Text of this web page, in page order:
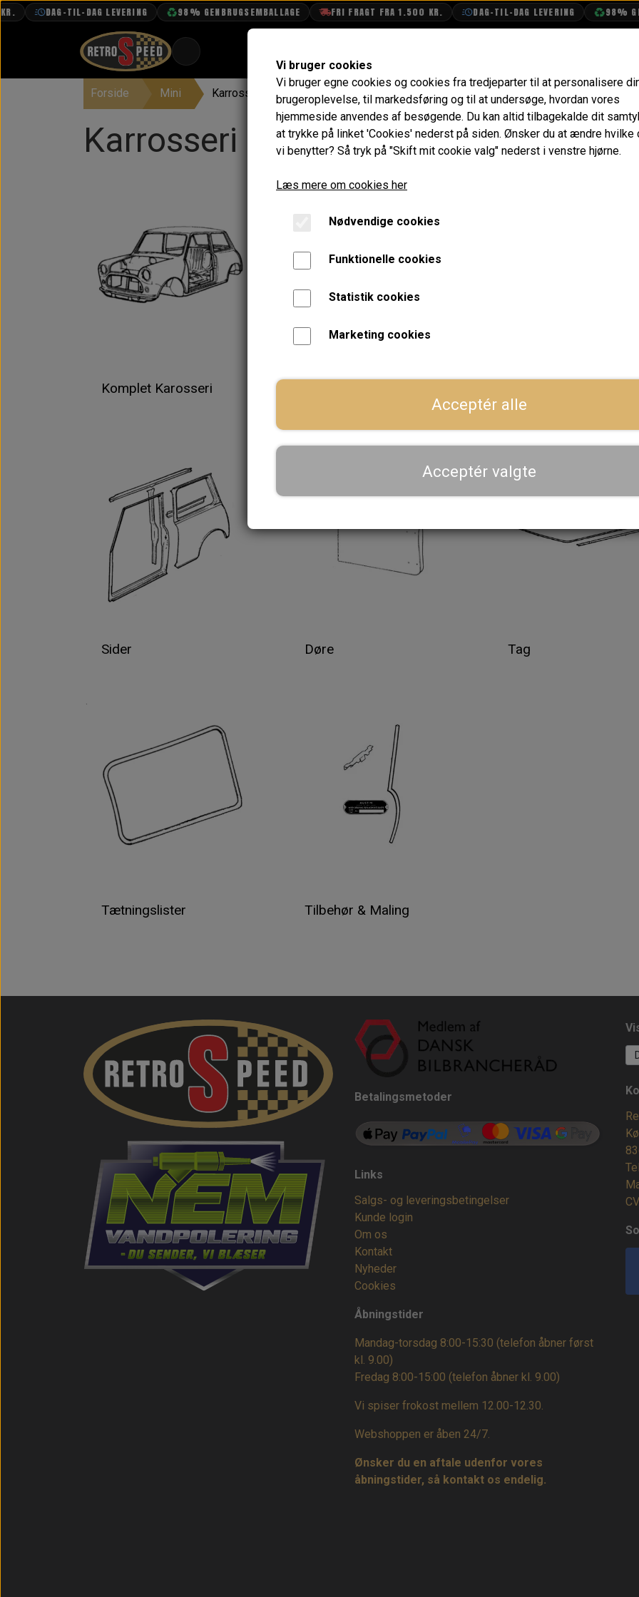
DAG-TIL-DAG LEVERING 98% GENBRUGSEMBALLAGE FRI FRAGT FRA 1.500 KR. DAG-TIL-DAG LEVERING 98%
PROJEKTER
TEKNISK DATA
Forside Mini Karrosseri
Karrosseri
Komplet Karosseri
Sider Døre Tag
Tætningslister Tilbehør & Maling
Betalingsmetoder
Links
Salgs- og leveringsbetingelser
Kunde login
Om os
Kontakt
Nyheder
Cookies
Åbningstider
Mandag-torsdag 8:00-15:30 (telefon åbner først
kl. 9.00)
Fredag 8:00-15:00 (telefon åbner kl. 9.00)
Vi spiser frokost mellem 12.00-12.30.
Webshoppen er åben 24/7.
Ønsker du en aftale udenfor vores
åbningstider, så kontakt os endelig.
Vi bruger cookies
Vi bruger egne cookies og cookies fra tredjeparter til at personalisere
brugeroplevelse, til markedsføring og til at undersøge, hvordan vores
hjemmeside anvendes af besøgende. Du kan altid tilbagekalde dit
at trykke på linket 'Cookies' nederst på siden. Ønsker du at ændre hvilke
vi benytter? Så tryk på "Skift mit cookie valg" nederst i venstre hjørne.
Læs mere om cookies her
Nødvendige cookies
Funktionelle cookies
Statistik cookies
Marketing cookies
Acceptér alle
Acceptér valgte